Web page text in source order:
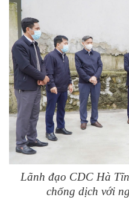
Lãnh đạo CDC Hà
chống dịch với